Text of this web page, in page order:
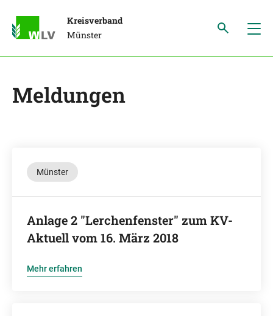
Kreisverband
Münster
Meldungen
Münster
Anlage 2 "Lerchenfenster" zum KV-
Aktuell vom 16. März 2018
Mehr erfahren